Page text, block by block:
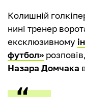
Колишній
нині тренер
ексклюзивному
футбол»
Назара Домчака